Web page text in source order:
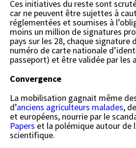
Ces initiatives du reste sont
car ne peuvent être sujettes à
réglementées et soumises à
moins un million de signatures
pays sur les 28, chaque signature
numéro de carte nationale
passeport) et être validée par les
Convergence
La mobilisation gagnait même
d’anciens agriculteurs malades,
et européens, nourrie par le
Papers et la polémique autour de
scientifique.